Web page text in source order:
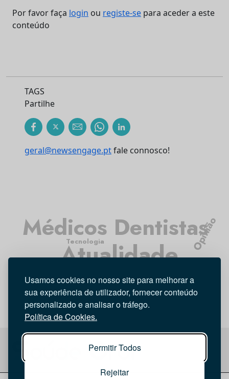
Usamos cookies no nosso site para melhorar a
sua experiência de utilizador, fornecer conteúdo
personalizado e analisar o tráfego.
Política de Cookies.
Permitir Todos
Rejeitar
Por favor faça login ou registe-se para aceder a este
conteúdo
TAGS
Partilhe
geral@newsengage.ptfale connosco!
Atualidade
Médicos Dentistas
Higiene Oral
Entrevista
Opinião
Tecnologia